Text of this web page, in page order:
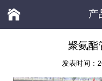
产
聚氨酯
发表时间：